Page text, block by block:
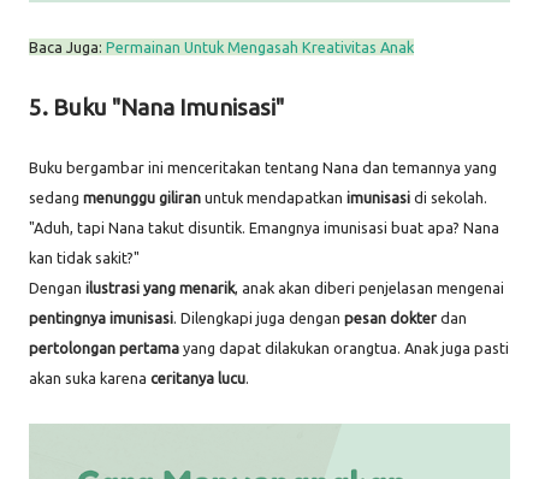
Baca Juga: Permainan Untuk Mengasah Kreativitas Anak
5. Buku "Nana Imunisasi"
Buku bergambar ini menceritakan tentang Nana dan temannya yang
sedang menunggu giliran untuk mendapatkan imunisasi di sekolah.
"Aduh, tapi Nana takut disuntik. Emangnya imunisasi buat apa? Nana
kan tidak sakit?"
Dengan ilustrasi yang menarik, anak akan diberi penjelasan mengenai
pentingnya imunisasi . Dilengkapi juga dengan pesan dokter dan
pertolongan pertama yang dapat dilakukan orangtua. Anak juga pasti
akan suka karena ceritanya lucu